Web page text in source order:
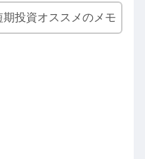
投資オススメのメモ